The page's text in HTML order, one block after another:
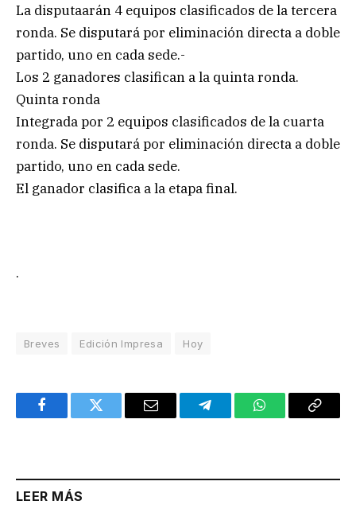
La disputaarán 4 equipos clasificados de la tercera
ronda. Se disputará por eliminación directa a doble
partido, uno en cada sede.-
Los 2 ganadores clasifican a la quinta ronda.
Quinta ronda
Integrada por 2 equipos clasificados de la cuarta
ronda. Se disputará por eliminación directa a doble
partido, uno en cada sede.
El ganador clasifica a la etapa final.
.
Breves Edición Impresa Hoy
FacebookTwitter Email TelegramWhatsAppCopy
LEER MÁS